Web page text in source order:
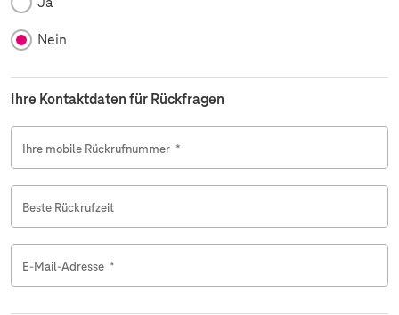
Nein
Ihre Kontaktdaten für Rückfragen
Ihre mobile Rückrufnummer *
Beste Rückrufzeit
E-Mail-Adresse *